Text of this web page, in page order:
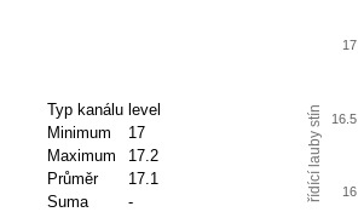
Typ kanálu level
Minimum
17
Maximum
17.2
Průměr
17.1
Suma
- řídící lauby stín
17
16
16.5